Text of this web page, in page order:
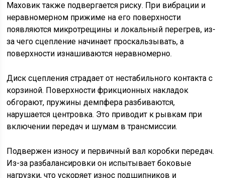
Маховик также подвергается риску. При вибрации и
неравномерном прижиме на его поверхности
появляются микротрещины и локальный перегрев, из-
за чего сцепление начинает проскальзывать, а
поверхности изнашиваются неравномерно.
Диск сцепления страдает от нестабильного контакта с
корзиной. Поверхности фрикционных накладок
обгорают, пружины демпфера разбиваются,
нарушается центровка. Это приводит к рывкам при
включении передач и шумам в трансмиссии.
Подвержен износу и первичный вал коробки передач.
Из-за разбалансировки он испытывает боковые
нагрузки, что ускоряет износ подшипников и